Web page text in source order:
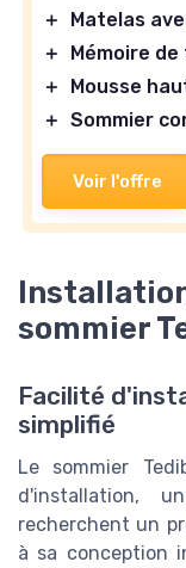
＋
Matelas
＋
Mémoire
＋
Mousse
＋ Sommier
Voir l'offre
sommier
Facilité
simplifié
Le sommier
d'installation,
recherchent un
à sa conception